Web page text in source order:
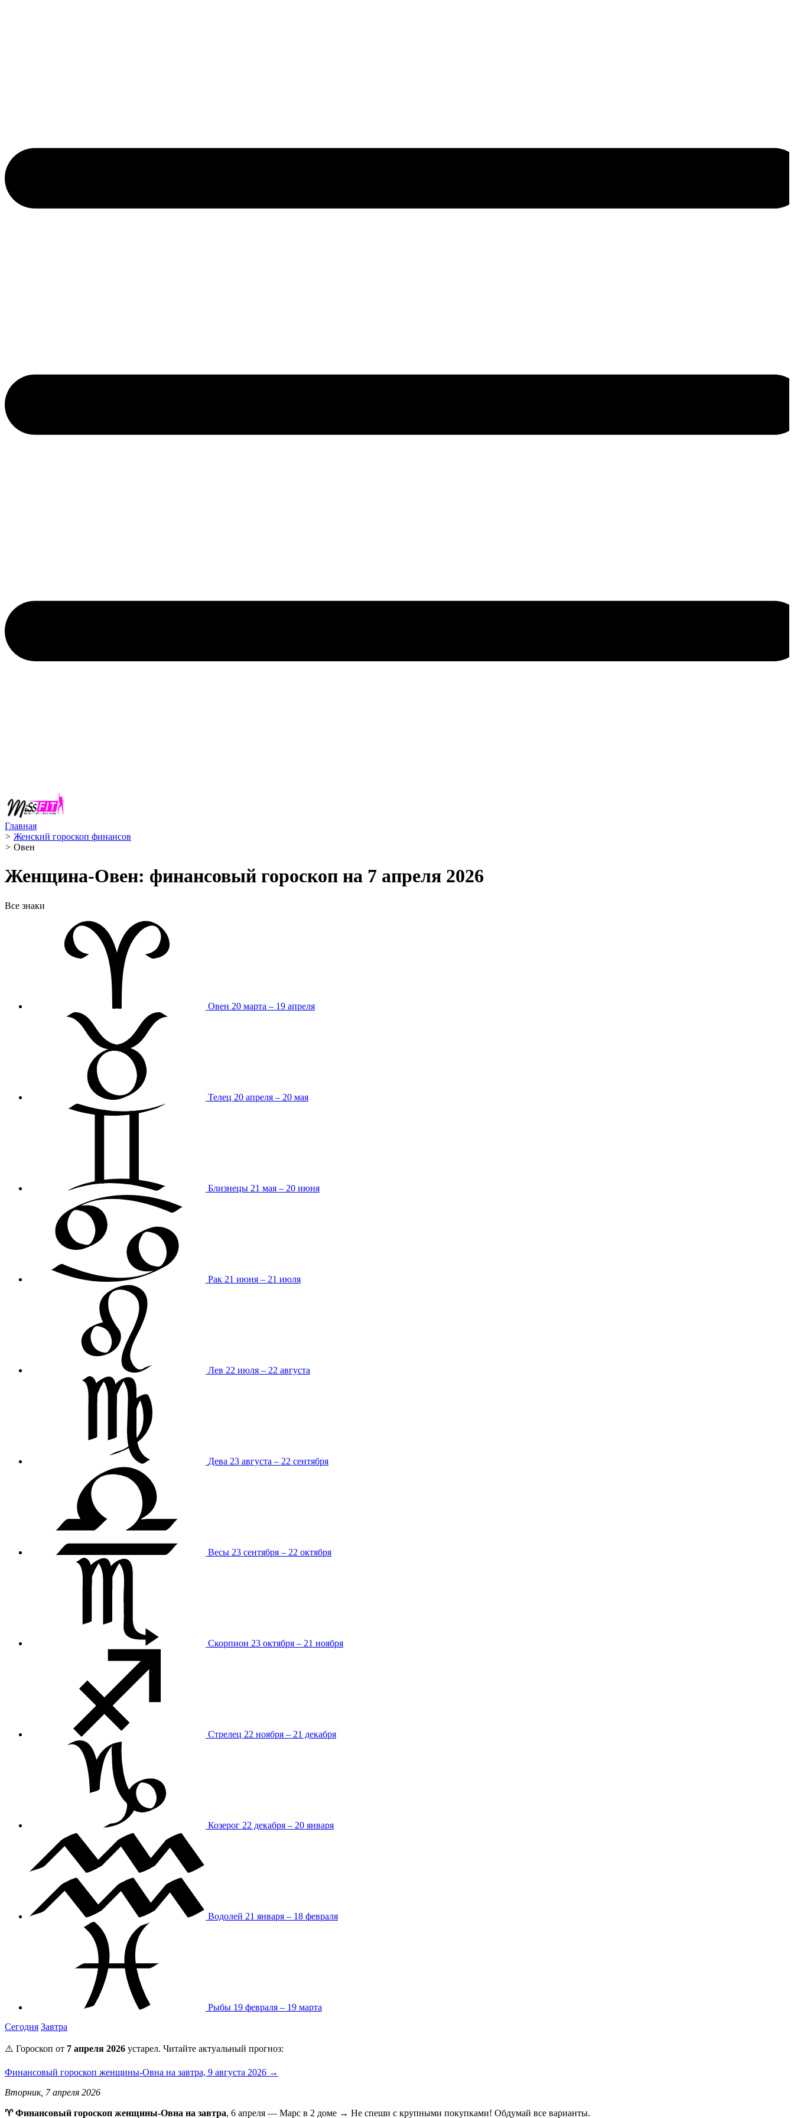
Главная
> Женский гороскоп финансов
> Овен ️
Женщина-Овен: финансовый гороскоп на 7 апреля 2026
Все знаки
Овен 20 марта – 19 апреля
Телец 20 апреля – 20 мая
Близнецы 21 мая – 20 июня
Рак 21 июня – 21 июля
Лев 22 июля – 22 августа
Дева 23 августа – 22 сентября
Весы 23 сентября – 22 октября
Скорпион 23 октября – 21 ноября
Стрелец 22 ноября – 21 декабря
Козерог 22 декабря – 20 января
Водолей 21 января – 18 февраля
Рыбы 19 февраля – 19 марта
Сегодня Завтра
⚠️ Гороскоп от 7 апреля 2026 устарел. Читайте актуальный прогноз:
Финансовый гороскоп женщины-Овна на завтра, 9 августа 2026 →
Вторник, 7 апреля 2026
♈ Финансовый гороскоп женщины-Овна на завтра, 6 апреля — Марс в 2 доме → Не спеши с крупными покупками! Обдумай все варианты.